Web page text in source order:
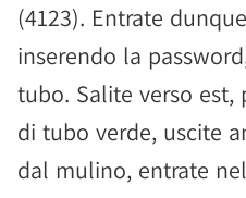
(4123). Entrate
inserendo la
tubo. Salite verso
di tubo verde, uscite
dal mulino, entrate